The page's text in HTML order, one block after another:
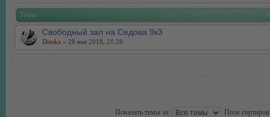
Темы
Свободный зал на Седова 9к3
Dimka » 28 янв 2018, 21:28
Показать темы за: Поле